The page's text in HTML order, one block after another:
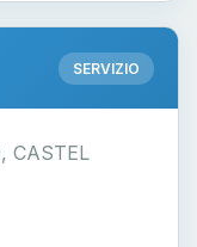
SERVIZIO
CASTEL